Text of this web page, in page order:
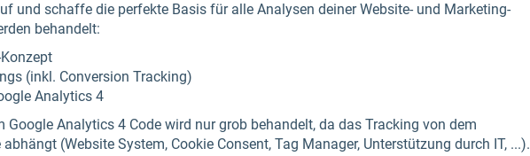
und schaffe die perfekte Basis für alle Analysen deiner Website- und Marketing-
behandelt:
(inkl. Conversion Tracking)
Analytics 4
Google Analytics 4 Code wird nur grob behandelt, da das Tracking von dem
(Website System, Cookie Consent, Tag Manager, Unterstützung durch IT, ...).